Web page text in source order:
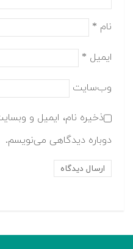
نام *
ایمیل *
وب‌سایت
ذخیره نام، ایمیل و
دوباره دیدگاهی می‌نویسم.